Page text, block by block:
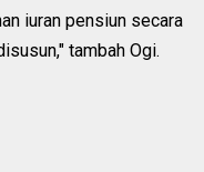
iuran pensiun secara
tambah Ogi.